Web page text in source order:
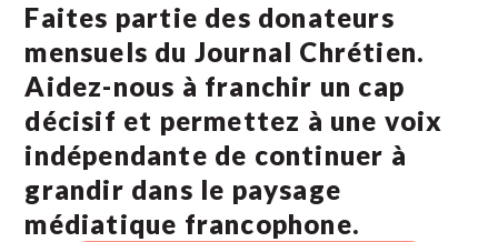
Faites partie des donateurs
mensuels du Journal Chrétien.
Aidez-nous à franchir un cap
décisif et permettez à une voix
indépendante de continuer à
grandir dans le paysage
médiatique francophone.